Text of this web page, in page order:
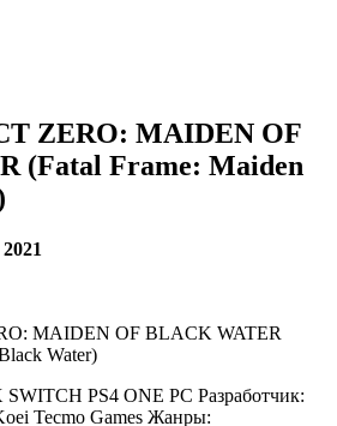
ZERO: MAIDEN OF
(Fatal Frame: Maiden
PS4 ONE PC Разработчик:
Tecmo Games Жанры: